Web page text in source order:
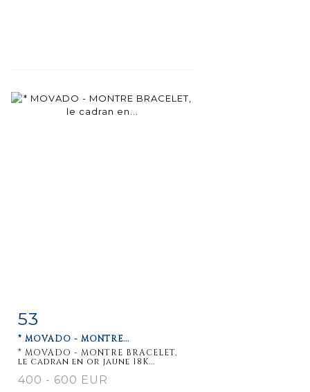
Item detail
53
* MOVADO - MONTRE...
* MOVADO - MONTRE BRACELET,
le cadran en or jaune 18K...
400 - 600 EUR